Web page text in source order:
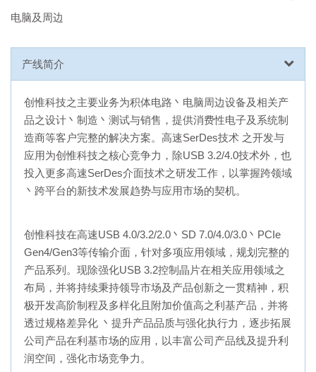
电脑及周边
产线简介
创惟科技之主要业务为积体电路丶电脑周边设备及相关产
品之设计丶制造丶测试与销售，提供消费性电子及系统制
造商等客户完整的解决方案。高速SerDes技术 之开发与
应用为创惟科技之核心竞争力，除USB 3.2/4.0技术外，也
投入更多高速SerDes介面技术之研发工作，以掌握跨领域
丶跨平台的新技术发展趋势与应用市场的契机。
创惟科技在高速USB 4.0/3.2/2.0丶SD 7.0/4.0/3.0丶PCIe
Gen4/Gen3等传输介面，针对多项应用领域，规划完整的
产品系列。现除强化USB 3.2控制晶片在相关应用领域之
布局，并将持续秉持领导市场及产品创新之一贯精神，积
极开发高阶制程及多样化且附加价值高之利基产品，并将
透过规格差异化 丶提升产品品质与强化执行力，逐步拓展
公司产品在利基市场的应用，以丰富公司产品线及提升利
润空间，强化市场竞争力。